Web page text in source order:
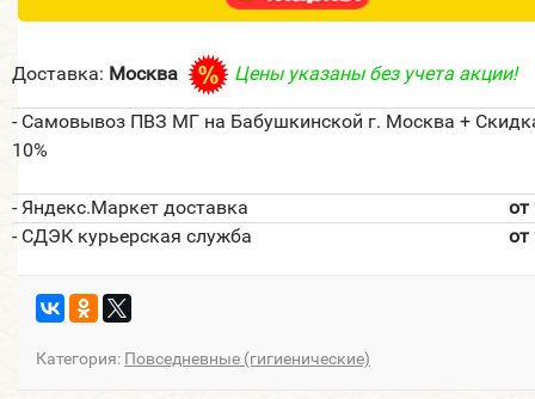
Доставка: Москва Цены указаны без учета акции!
- Самовывоз ПВЗ МГ на Бабушкинской г. Москва +
10%
- Яндекс.Маркет доставка
- СДЭК курьерская служба
Категория: Повседневные (гигиенические)